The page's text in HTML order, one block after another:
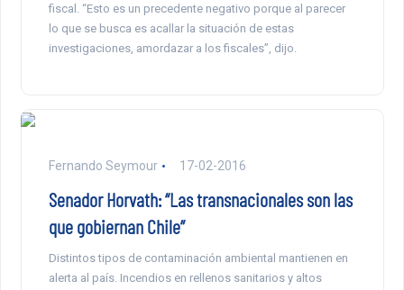
fiscal. “Esto es un precedente negativo porque al parecer
lo que se busca es acallar la situación de estas
investigaciones, amordazar a los fiscales”, dijo.
Fernando Seymour 17-02-2016
Senador Horvath: “Las transnacionales son las
que gobiernan Chile”
Distintos tipos de contaminación ambiental mantienen en
alerta al país. Incendios en rellenos sanitarios y altos